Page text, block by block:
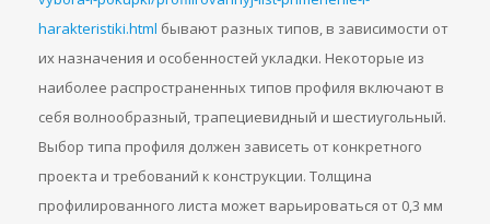
harakteristiki.html бывают разных типов, в зависимости от
их назначения и особенностей укладки. Некоторые из
наиболее распространенных типов профиля включают в
себя волнообразный, трапециевидный и шестиугольный.
Выбор типа профиля должен зависеть от конкретного
проекта и требований к конструкции. Толщина
профилированного листа может варьироваться от 0,3 мм